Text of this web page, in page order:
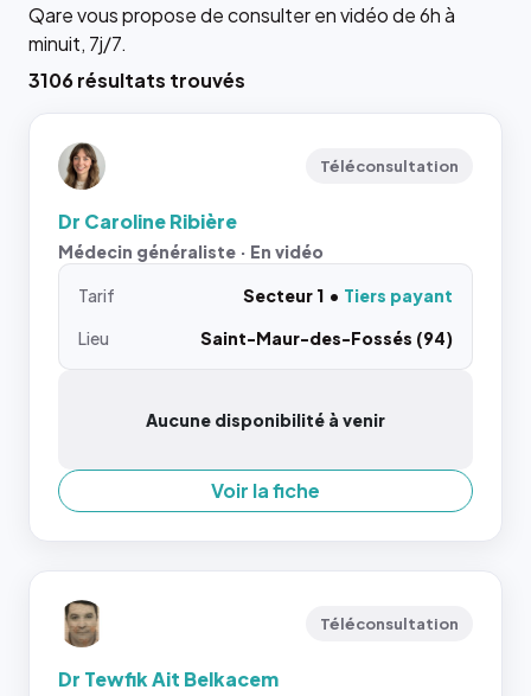
Qare vous propose de consulter en vidéo de 6h à
minuit, 7j/7.
3106 résultats trouvés
Téléconsultation
Dr Caroline Ribière
Médecin généraliste · En vidéo
Tarif Secteur 1
Tiers payant
Lieu
Saint-Maur-des-Fossés (94)
Aucune disponibilité à venir
Voir la fiche
Téléconsultation
Dr Tewfik Ait Belkacem